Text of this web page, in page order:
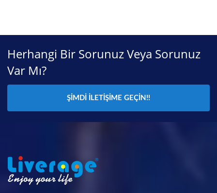
Herhangi Bir Sorunuz Veya Sorunuz
Var Mı?
ŞIMDI İLETIŞIME GEÇIN!!